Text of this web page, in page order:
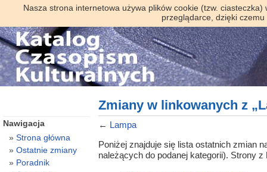
Nasza strona internetowa używa plików cookie (tzw.
przeglądarce, dzięki
Zmiany w linkowanych z
← Lampa
Poniżej znajduje się lista ostatnich zmian
należących do podanej kategorii). Strony z
Nawigacja
Strona główna
Ostatnie zmiany
Poradnik